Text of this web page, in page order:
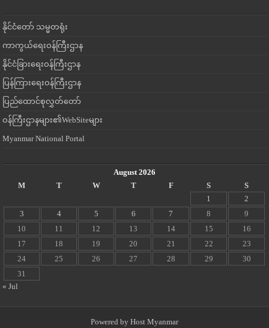
နိုင်ငံတော် သမ္မတရုံး
ကာကွယ်ရေးဝန်ကြီးဌာန
နိုင်ငံခြားရေးဝန်ကြီးဌာန
ပြန်ကြားရေးဝန်ကြီးဌာန
ပြည်ထောင်စုလွှတ်တော်
ဝန်ကြီးဌာနများ၏WebSiteများ
Myanmar National Portal
August 2026
M
T W T F S
S
1
2
3
4 5 6 7 8
9
10
11 12 13 14 15
16
17
18 19 20 21 22
23
24
25 26 27 28 29
30
31
« Jul
Powered by Host Myanmar